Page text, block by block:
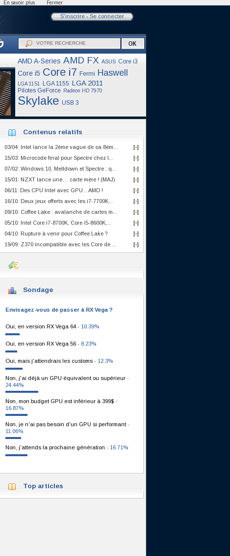
S'inscrire- Se connecter
AMD A-Series AMD FX ASUS Core i3
Core i5 Core i7 Fermi Haswell
LGA 1151 LGA 1155 LGA 2011
Pilotes GeForce Radeon HD 7970
Skylake USB 3
Contenus relatifs
[+]
03/04: Intel lance la 2ème vague de sa 8èm...
[+]
15/03: Microcode final pour Spectre chez I...
[+]
07/02: Windows 10, Meltdown et Spectre : q...
[+]
15/01: NZXT lance une… carte mère ! (MAJ)
[+]
06/11: Des CPU Intel avec GPU... AMD !
[+]
16/10: Deux jeux offerts avec les i7-7700K...
[+]
09/10: Coffee Lake : avalanche de cartes m...
[+]
05/10: Intel Core i7-8700K, Core i5-8600K,...
[+]
04/10: Rupture à venir pour Coffee Lake ?
[+]
19/09: Z370 incompatible avec les Core de ...
Sondage
Envisagez-vous de passer à RX Vega ?
Oui, en version RX Vega 64 - 10.39%
Oui, en version RX Vega 56 - 8.23%
Oui, mais j'attendrais les customs - 12.3%
Non, j'ai déjà un GPU équivalent ou supérieur -
24.44%
Non, mon budget GPU est inférieur à 399$ -
16.87%
Non, je n'ai pas besoin d'un GPU si performant -
11.06%
Non, j'attends la prochaine génération - 16.71%
Top articles
En savoir plus Fermer